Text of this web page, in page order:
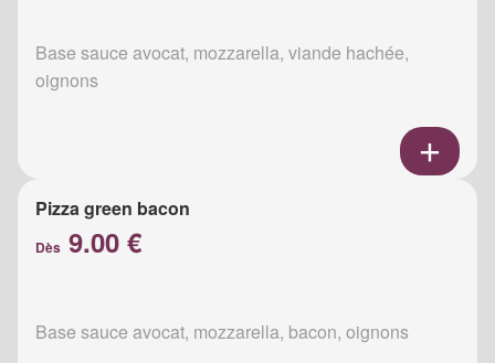
Base sauce avocat, mozzarella, viande hachée,
oignons
Pizza green bacon
Dès 9.00 €
Base sauce avocat, mozzarella, bacon, oignons